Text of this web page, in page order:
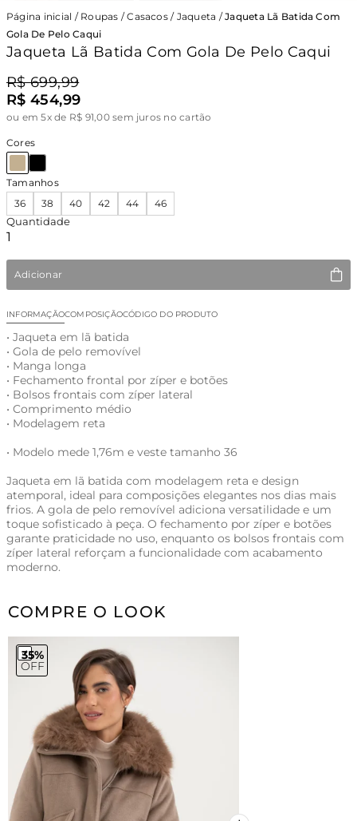
Página inicial / Roupas /Casacos/ Jaqueta /Jaqueta Lã Batida Com
Gola De Pelo Caqui
Jaqueta Lã Batida Com Gola De Pelo Caqui
R$ 699,99
R$ 454,99
ou em 5x de R$ 91,00 sem juros no cartão
Cores
Tamanhos
36
38 40 42 44 46
Quantidade
Adicionar
INFORMAÇÃOCOMPOSIÇÃOCÓDIGO DO PRODUTO
• Jaqueta em lã batida
• Gola de pelo removível
• Manga longa
• Fechamento frontal por zíper e botões
• Bolsos frontais com zíper lateral
• Comprimento médio
• Modelagem reta
• Modelo mede 1,76m e veste tamanho 36
Jaqueta em lã batida com modelagem reta e design
atemporal, ideal para composições elegantes nos dias mais
frios. A gola de pelo removível adiciona versatilidade e um
toque sofisticado à peça. O fechamento por zíper e botões
garante praticidade no uso, enquanto os bolsos frontais com
zíper lateral reforçam a funcionalidade com acabamento
moderno.
COMPRE O LOOK
35%
OFF